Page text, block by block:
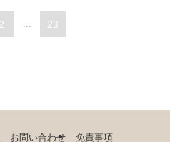
2 23
お問い合わせ 免責事項